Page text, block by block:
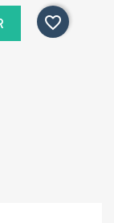
favorite_border